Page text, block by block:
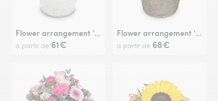
Flower arrangement 'Red Symphony'
a partir de 61€
Flower arrangement 'Just Because'
a partir de 68€